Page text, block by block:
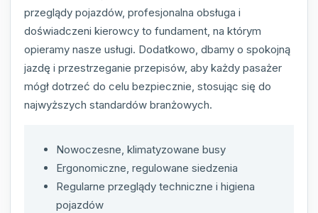
przeglądy pojazdów, profesjonalna obsługa i
doświadczeni kierowcy to fundament, na którym
opieramy nasze usługi. Dodatkowo, dbamy o spokojną
jazdę i przestrzeganie przepisów, aby każdy pasażer
mógł dotrzeć do celu bezpiecznie, stosując się do
najwyższych standardów branżowych.
Nowoczesne, klimatyzowane busy
Ergonomiczne, regulowane siedzenia
Regularne przeglądy techniczne i higiena
pojazdów